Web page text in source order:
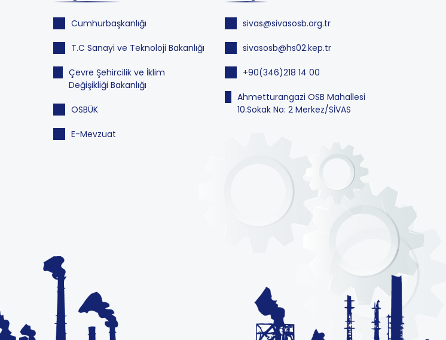
Cumhurbaşkanlığı
T.C Sanayi ve Teknoloji Bakanlığı
Çevre Şehircilik ve İklim
Değişikliği Bakanlığı
OSBÜK
E-Mevzuat
sivas@sivasosb.org.tr
sivasosb@hs02.kep.tr
+90(346)218 14 00
Ahmetturangazi OSB Mahallesi
10.Sokak No: 2 Merkez/SİVAS